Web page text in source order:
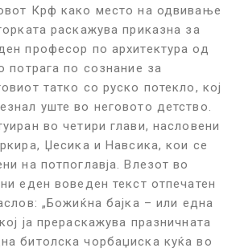
Крф како место на одвивање
раскажува приказна за
професор по архитектура од
потрага по сознание за
татко со руско потекло, кој
уште во неговото детство.
во четири глави, насловени
Џесика и Навсика, кои се
на потпоглавја. Влезот во
еден воведен текст отпечатен
„Божиќна бајка – или една
ја прераскажува празничната
битолска чорбаџиска куќа во